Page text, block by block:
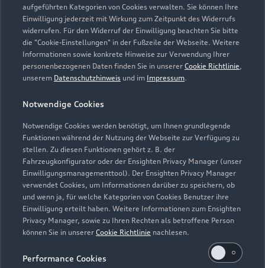
aufgeführten Kategorien von Cookies verwalten. Sie können Ihre
Einwilligung jederzeit mit Wirkung zum Zeitpunkt des Widerrufs
widerrufen. Für den Widerruf der Einwilligung beachten Sie bitte
die "Cookie-Einstellungen" in der Fußzeile der Webseite. Weitere
Informationen sowie konkrete Hinweise zur Verwendung Ihrer
personenbezogenen Daten finden Sie in unserer Cookie Richtlinie,
unserem Datenschutzhinweis und im Impressum.
Notwendige Cookies
Notwendige Cookies werden benötigt, um Ihnen grundlegende
Funktionen während der Nutzung der Webseite zur Verfügung zu
stellen. Zu diesen Funktionen gehört z. B. der
Fahrzeugkonfigurator oder der Ensighten Privacy Manager (unser
Einwilligungsmanagementtool). Der Ensighten Privacy Manager
verwendet Cookies, um Informationen darüber zu speichern, ob
und wenn ja, für welche Kategorien von Cookies Benutzer ihre
Einwilligung erteilt haben. Weitere Informationen zum Ensighten
Privacy Manager, sowie zu Ihren Rechten als betroffene Person
können Sie in unserer Cookie Richtlinie nachlesen.
Performance Cookies
tobias.meyer@automeyer-ochsenfurt.de
Kontaktdaten herunterladen